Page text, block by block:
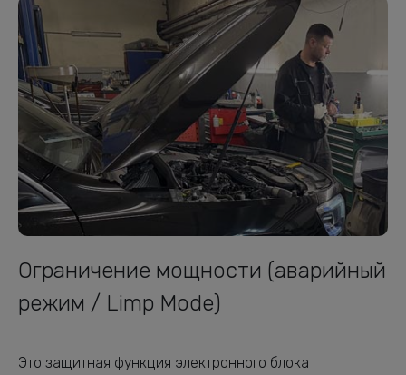
Ограничение мощности (аварийный
режим / Limp Mode)
Это защитная функция электронного блока